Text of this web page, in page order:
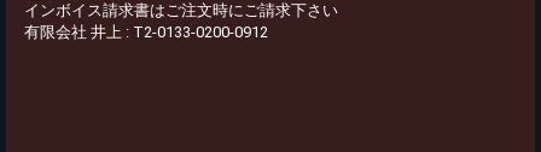
インボイス請求書はご注文時にご請求下さい
有限会社 井上 : T2-0133-0200-0912